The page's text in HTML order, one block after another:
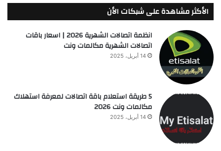
الأكثر مشاهدة على شبكات الأن
انظمة اتصالات الشهرية 2026 | اسعار باقات
اتصالات الشهرية مكالمات ونت
14 أبريل، 2025
5 طريقة استعلام باقة اتصالات لمعرفة استهلاك
مكالمات ونت 2026
14 أبريل، 2025